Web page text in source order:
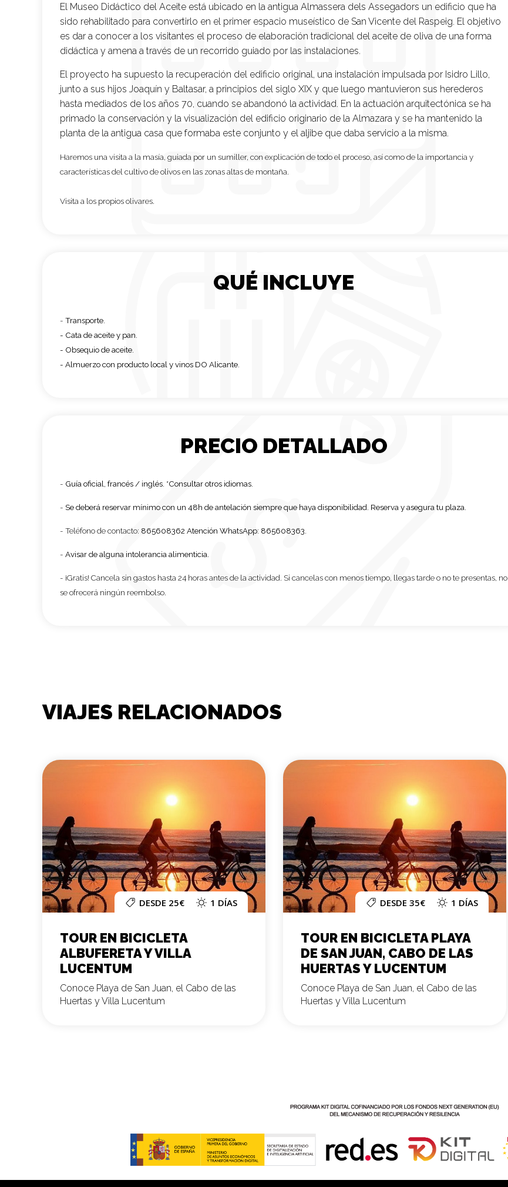
El Museo Didáctico del Aceite está ubicado en la antigua Almassera dels Assegadors un edificio que ha
sido rehabilitado para convertirlo en el primer espacio museístico de San Vicente del Raspeig. El objetivo
es dar a conocer a los visitantes el proceso de elaboración tradicional del aceite de oliva de una forma
didáctica y amena a través de un recorrido guiado por las instalaciones.
El proyecto ha supuesto la recuperación del edificio original, una instalación impulsada por Isidro Lillo,
junto a sus hijos Joaquín y Baltasar, a principios del siglo XIX y que luego mantuvieron sus herederos
hasta mediados de los años 70, cuando se abandonó la actividad. En la actuación arquitectónica se ha
primado la conservación y la visualización del edificio originario de la Almazara y se ha mantenido la
planta de la antigua casa que formaba este conjunto y el aljibe que daba servicio a la misma.
Haremos una visita a la masía, guiada por un sumiller, con explicación de todo el proceso, así como de la importancia y
características del cultivo de olivos en las zonas altas de montaña.
Visita a los propios olivares.
QUÉ INCLUYE
- Transporte.
- Cata de aceite y pan.
- Obsequio de aceite.
- Almuerzo con producto local y vinos DO Alicante.
PRECIO DETALLADO
- Guía oficial, francés / inglés. *Consultar otros idiomas.
- Se deberá reservar mínimo con un 48h de antelación siempre que haya disponibilidad. Reserva y asegura tu plaza.
- Teléfono de contacto: 865608362 Atención WhatsApp: 865608363.
- Avisar de alguna intolerancia alimenticia.
- ¡Gratis! Cancela sin gastos hasta 24 horas antes de la actividad. Si cancelas con menos tiempo, llegas tarde o no te presentas, no
se ofrecerá ningún reembolso.
VIAJES RELACIONADOS
DESDE 25€ 1 DÍAS
TOUR EN BICICLETA
ALBUFERETA Y VILLA
LUCENTUM
Conoce Playa de San Juan, el Cabo de las
Huertas y Villa Lucentum
DESDE 35€ 1 DÍAS
TOUR EN BICICLETA PLAYA
DE SAN JUAN, CABO DE LAS
HUERTAS Y LUCENTUM
Conoce Playa de San Juan, el Cabo de las
Huertas y Villa Lucentum